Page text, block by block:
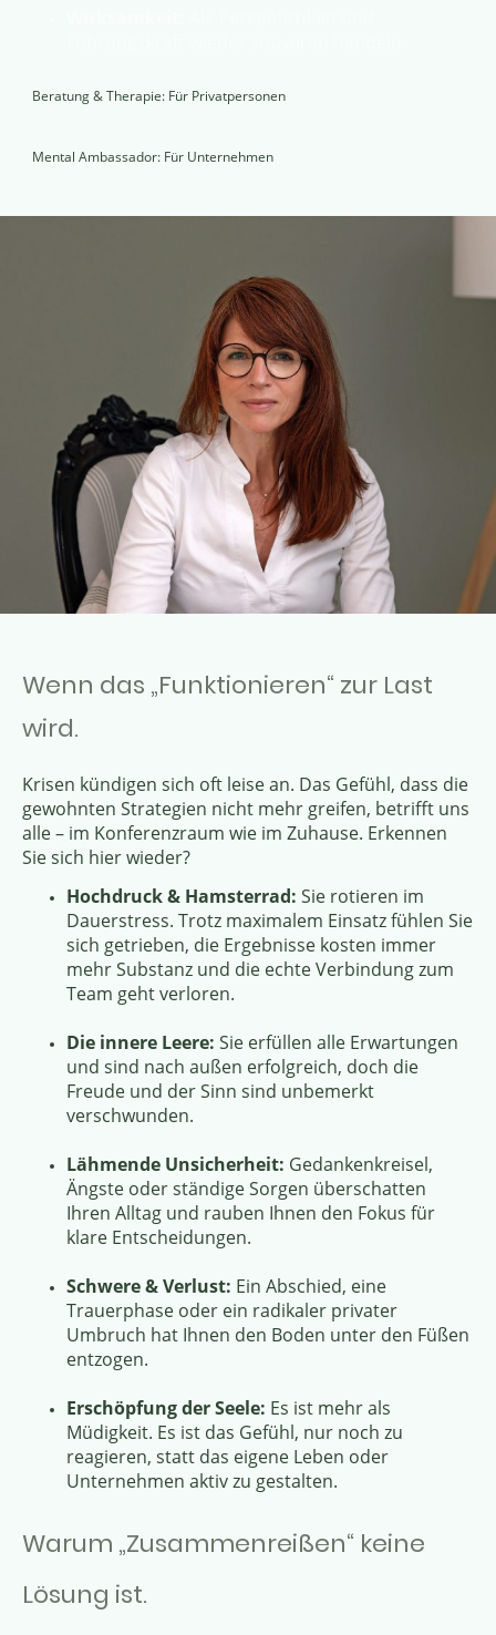
Beratung & Therapie: Für Privatpersonen
Mental Ambassador: Für Unternehmen
Wenn das „Funktionieren“ zur Last
wird.
Krisen kündigen sich oft leise an. Das Gefühl, dass die
gewohnten Strategien nicht mehr greifen, betrifft uns
alle – im Konferenzraum wie im Zuhause. Erkennen
Sie sich hier wieder?
Hochdruck & Hamsterrad: Sie rotieren im
Dauerstress. Trotz maximalem Einsatz fühlen Sie
sich getrieben, die Ergebnisse kosten immer
mehr Substanz und die echte Verbindung zum
Team geht verloren.
Die innere Leere: Sie erfüllen alle Erwartungen
und sind nach außen erfolgreich, doch die
Freude und der Sinn sind unbemerkt
verschwunden.
Lähmende Unsicherheit: Gedankenkreisel,
Ängste oder ständige Sorgen überschatten
Ihren Alltag und rauben Ihnen den Fokus für
klare Entscheidungen.
Schwere & Verlust: Ein Abschied, eine
Trauerphase oder ein radikaler privater
Umbruch hat Ihnen den Boden unter den Füßen
entzogen.
Erschöpfung der Seele: Es ist mehr als
Müdigkeit. Es ist das Gefühl, nur noch zu
reagieren, statt das eigene Leben oder
Unternehmen aktiv zu gestalten.
Warum „Zusammenreißen“ keine
Lösung ist.